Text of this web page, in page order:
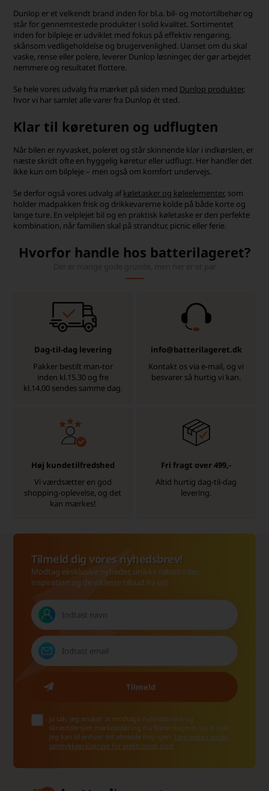
Dunlop er et velkendt brand inden for bl.a. bil- og motortilbehør og
står for gennemtestede produkter i solid kvalitet. Sortimentet
inden for bilpleje er udviklet med fokus på effektiv rengøring,
skånsom vedligeholdelse og brugervenlighed. Uanset om du skal
vaske, rense eller polere, leverer Dunlop løsninger, der gør arbejdet
nemmere og resultatet flottere.
Se hele vores udvalg fra mærket på siden med Dunlop produkter,
hvor vi har samlet alle varer fra Dunlop ét sted.
Klar til køreturen og udflugten
Når bilen er nyvasket, poleret og står skinnende klar i indkørslen, er
næste skridt ofte en hyggelig køretur eller udflugt. Her handler det
ikke kun om bilpleje – men også om komfort undervejs.
Se derfor også vores udvalg afkøletasker og køleelementer, som
holder madpakken frisk og drikkevarerne kolde på både korte og
lange ture. En velplejet bil og en praktisk køletaske er den perfekte
kombination, når familien skal på strandtur, picnic eller ferie.
Hvorfor handle hos batterilageret?
Dag-til-dag levering
Pakker bestilt man-tor
inden kl.15.30 og fre
kl.14.00 sendes samme dag.
info@batterilageret.dk
Kontakt os via e-mail, og vi
besvarer så hurtig vi kan.
Høj kundetilfredshed
Vi værdsætter en god
shopping-oplevelse, og det
kan mærkes!
Fri fragt over 499,-
Altid hurtig dag-til-dag
levering.
Tilmeld dig vores nyhedsbrev!
Modtag eksklusive nyheder, unikke rabatkoder,
inspiration og de vildeste tilbud fra os!
Ja tak, jeg ønsker at modtage nyhedsbreve og
skræddersyet markedsføring fra Batterilageret via e-mail.
Jeg kan til enhver tid afmelde mig igen. Læs mere i vores
samtykkeerklæring for elektronisk post